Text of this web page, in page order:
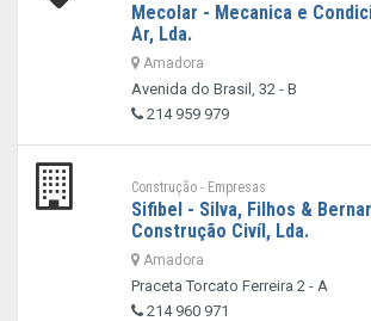
Mecolar - Mecanica e
Ar, Lda.
Amadora
Avenida do Brasil, 32 - B
214 959 979
Construção - Empresas
Sifibel - Silva, Filhos &
Construção Civíl, Lda.
Amadora
Praceta Torcato Ferreira 2 - A
214 960 971